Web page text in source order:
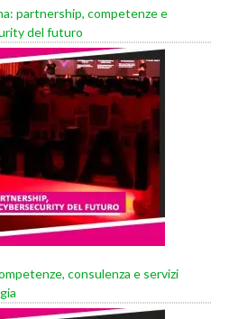
partnership, competenze e
del futuro
consulenza e servizi